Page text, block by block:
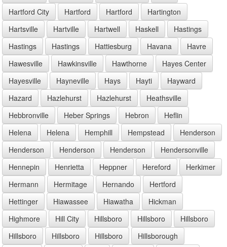
Hartford City
Hartford Hartford
Hartington
Hartsville
Hartville Hartwell Haskell
Hastings
Hastings
Hastings Hattiesburg Havana
Havre
Hawesville
Hawkinsville Hawthorne
Hayes Center
Hayesville
Hayneville Hays Hayti
Hayward
Hazard
Hazlehurst Hazlehurst
Heathsville
Hebbronville
Heber Springs Hebron
Heflin
Helena
Helena Hemphill Hempstead
Henderson
Henderson
Henderson Henderson
Hendersonville
Hennepin
Henrietta Heppner Hereford
Herkimer
Hermann
Hermitage Hernando
Hertford
Hettinger
Hiawassee Hiawatha
Hickman
Highmore
Hill City Hillsboro Hillsboro
Hillsboro
Hillsboro
Hillsboro Hillsboro
Hillsborough